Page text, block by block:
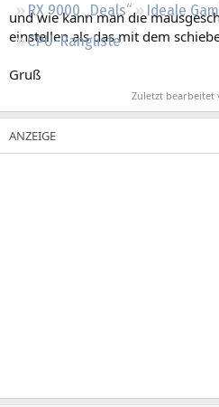
RX 9000 „Deals“
Ideale
CPU-Rangliste
und wie kann man die
einstellen als das mit dem
Gruß
Zuletzt bearbeitet